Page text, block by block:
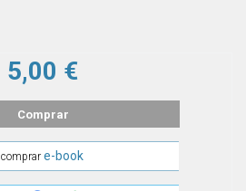
5,00 €
Comprar
comprare-book